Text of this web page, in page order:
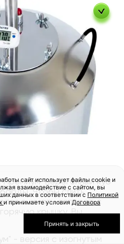
Премиум" перегонный куб
Чтобы слить
снимать аппарат с
крышку. Вы
- версия с изогнутым
сайт использует файлы cookie и
взаимодействие с сайтом, вы
данных в соответствии с Политикой
и принимаете условияДоговора
Принять и закрыть